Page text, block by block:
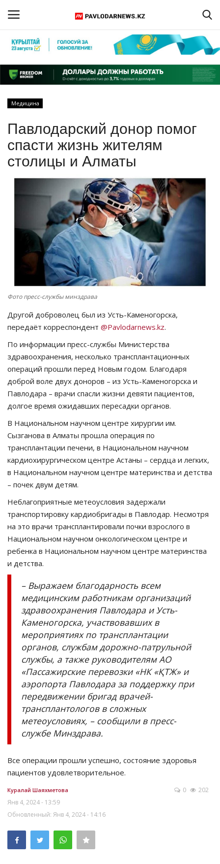
Регистрация
Главная
ПАВЛОДАРСКАЯ ОБЛАСТЬ
КАЗАХСТАН
СПЕЦПРОЕКТЫ
Чек-лист
РАЗВЛЕЧЕНИЯ
OFFICIAL
Язык
Қазақша Русский
Медицина
Павлодарский донор помог
спасти жизнь жителям
столицы и Алматы
Фото пресс-службы минздрава
Другой доброволец был из Усть-Каменогорска,
передаёт корреспондент @Pavlodarnews.kz.
По информации пресс-службы Министерства
здравоохранения, несколько трансплантационных
операций прошли перед Новым годом. Благодаря
доброй воле двух доноров – из Усть-Каменогорска и
Павлодара – врачи спасли жизни девяти пациентов,
долгое время ожидавших пересадки органов.
В Национальном научном центре хирургии им.
Сызганова в Алматы прошла операция по
трансплантации печени, в Национальном научном
кардиохирургическом центре Астаны – сердца и легких,
в Национальном научном центре материнства и детства
– почек двум детям.
Неблагоприятные метеоусловия задержали
транспортировку кардиобригады в Павлодар. Несмотря
на это врачи трансплантировали почки взрослого в
Национальном научном онкологическом центре и
ребенка в Национальном научном центре материнства
и детства.
– Выражаем благодарность всем
медицинским работникам организаций
здравоохранения Павлодара и Усть-
Каменогорска, участвовавших в
мероприятиях по трансплантации
органов, службам дорожно-патрульной
службы, а также руководителям АО
«Пассажирские перевозки «НК «ҚТЖ» и
аэропорта Павлодара за поддержку при
передвижении бригад врачей-
трансплантологов в сложных
метеоусловиях, – сообщили в пресс-
службе Минздрава.
Все операции прошли успешно, состояние здоровья
пациентов удовлетворительное.
Куралай Шаяхметова
Янв 4, 2024 - 13:59
Обновленный: Янв 4, 2024 - 14:16
0 202